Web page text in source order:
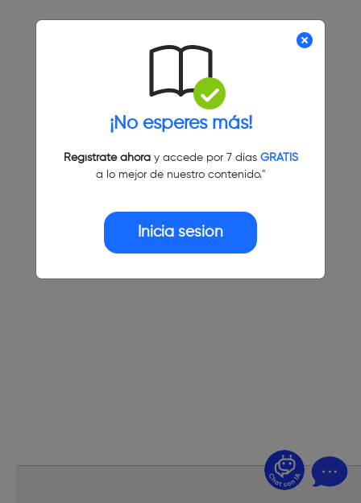
¡No esperes más!
Regístrate ahoray accede por 7 días GRATIS
a lo mejor de nuestro contenido."
Inicia sesión